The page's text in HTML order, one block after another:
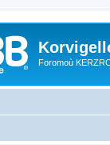
Foromoù